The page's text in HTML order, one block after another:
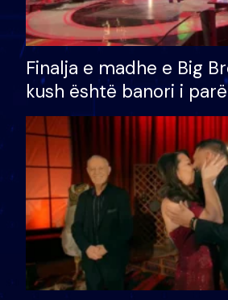
Finalja e madhe e Big
kush është banori i
shtëpinë dhe humb
të fituar çmimin e madh